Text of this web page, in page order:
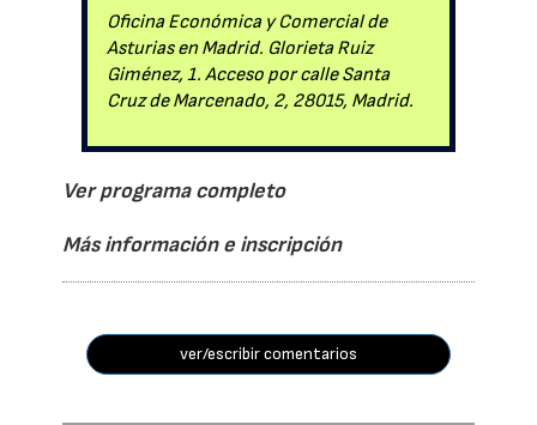
Oficina Económica y Comercial de
Asturias en Madrid. Glorieta Ruiz
Giménez, 1. Acceso por calle Santa
Cruz de Marcenado, 2, 28015, Madrid.
Ver programa completo
Más información e inscripción
ver/escribir comentarios